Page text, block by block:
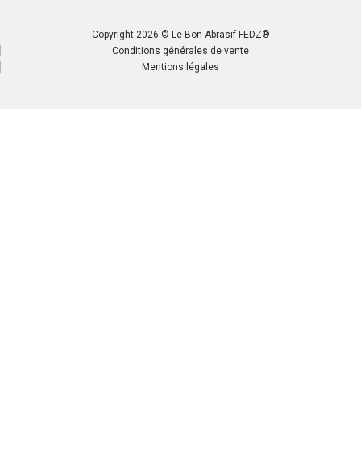
Copyright 2026 © Le Bon Abrasif FEDZ®
Conditions générales de vente
Mentions légales